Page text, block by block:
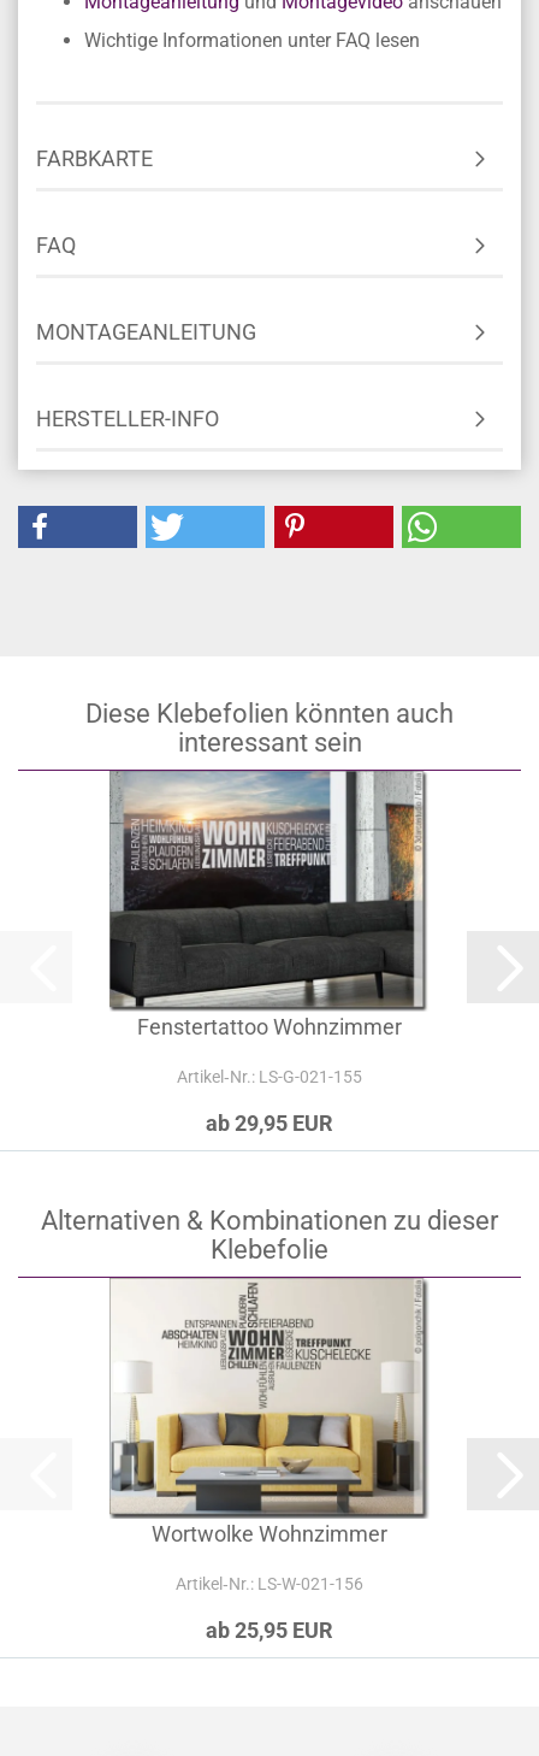
Wichtige Informationen unter FAQ lesen
FARBKARTE
FAQ
MONTAGEANLEITUNG
HERSTELLER-INFO
Diese Klebefolien könnten auch
interessant sein
Fenstertattoo Wohnzimmer
Artikel‑Nr.: LS-G-021-155
ab 29,95 EUR
Alternativen & Kombinationen zu dieser
Klebefolie
Wortwolke Wohnzimmer
Artikel‑Nr.: LS-W-021-156
ab 25,95 EUR